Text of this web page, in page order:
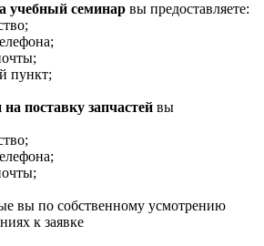
учебный семинар вы предоставляете:
пункт;
поставку запчастей вы
вы по собственному усмотрению
к заявке